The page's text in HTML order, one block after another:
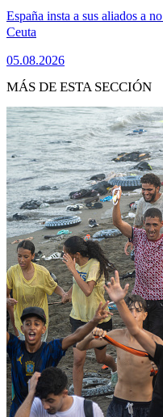
España insta a sus aliados a
Ceuta
05.08.2026
MÁS DE ESTA SECCIÓN